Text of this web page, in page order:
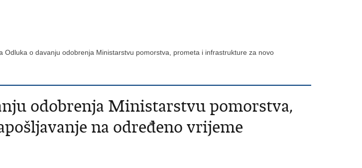
Odluka o davanju odobrenja Ministarstvu pomorstva, prometa i infrastrukture za novo
odobrenja Ministarstvu pomorstva,
na određeno vrijeme